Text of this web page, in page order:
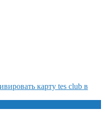
карту tes club в